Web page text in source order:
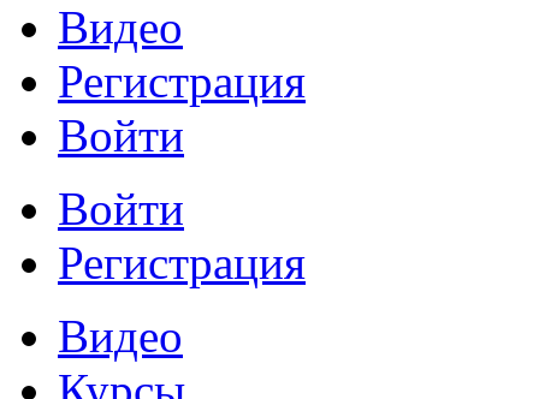
Видео
Регистрация
Войти
Войти
Регистрация
Видео